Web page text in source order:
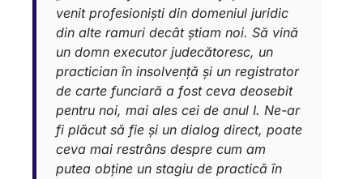
venit profesioniști din domeniul juridic
din alte ramuri decât știam noi. Să vină
un domn executor judecătoresc, un
practician în insolvență și un registrator
de carte funciară a fost ceva deosebit
pentru noi, mai ales cei de anul I. Ne-ar
fi plăcut să fie și un dialog direct, poate
ceva mai restrâns despre cum am
putea obține un stagiu de practică în